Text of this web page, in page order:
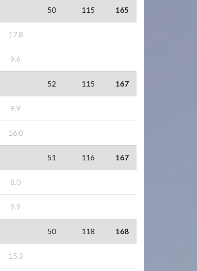
50 115 165
17.8
9.6
52 115 167
9.9
16.0
51 116 167
8.0
9.9
50 118 168
15.3